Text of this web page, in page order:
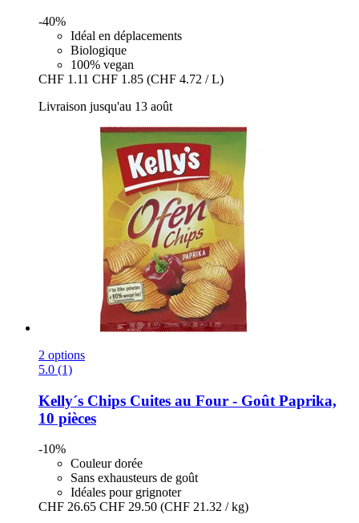
-40%
Idéal en déplacements
Biologique
100% vegan
CHF 1.11 CHF 1.85 (CHF 4.72 / L)
Livraison jusqu'au 13 août
2 options
5.0 (1)
Kelly´s Chips Cuites au Four -​ Goût Paprika,
10 pièces
-10%
Couleur dorée
Sans exhausteurs de goût
Idéales pour grignoter
CHF 26.65 CHF 29.50 (CHF 21.32 / kg)